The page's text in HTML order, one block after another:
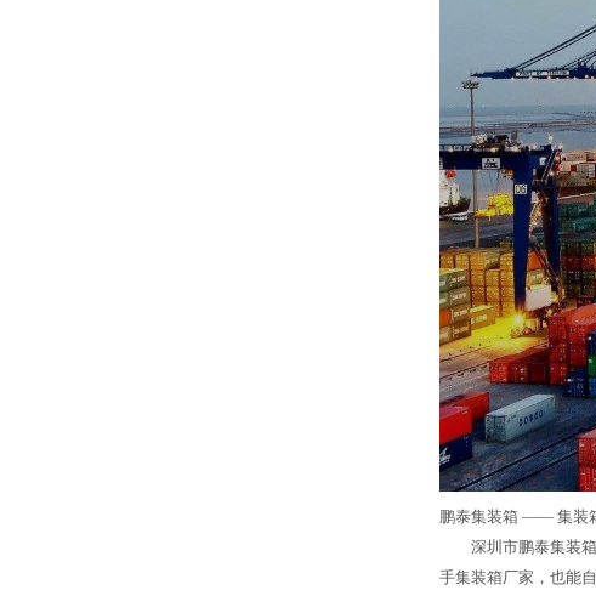
鹏泰集装箱 —— 集装
深圳市鹏泰集装
手集装箱厂家，也能